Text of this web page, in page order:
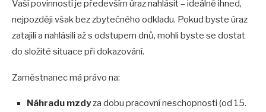
Vaší povinností je především úraz nahlásit – ideálně ihned,
nejpozději však bez zbytečného odkladu. Pokud byste úraz
zatajili a nahlásili až s odstupem dnů, mohli byste se dostat
do složité situace při dokazování.
Zaměstnanec má právo na:
Náhradu mzdyza dobu pracovní neschopnosti (od 15.